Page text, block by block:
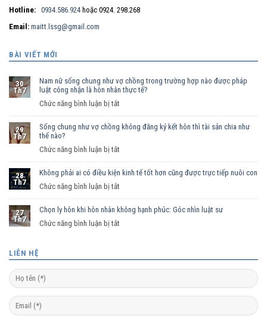
Hotline: 0934.586.924 hoặc 0924. 298.268
Email: maitt.lssg@gmail.com
BÀI VIẾT MỚI
30
Th7
Nam nữ sống chung như vợ chồng trong trường hợp nào được pháp
luật công nhận là hôn nhân thực tế?
Chức năng bình luận bị tắt
nữ
vợ
trường
pháp
luật
nhận
29
Th7
Sống chung như vợ chồng không đăng ký kết hôn thì tài sản chia như
thế nào?
Chức năng bình luận bị tắt
chung
chồng
hôn
chia
28
Th7
Không phải ai có điều kiện kinh tế tốt hơn cũng được trực tiếp nuôi con
Chức năng bình luận bị tắt
phải
kiện
kinh
cũng
27
Th7
Chọn ly hôn khi hôn nhân không hạnh phúc: Góc nhìn luật sư
Chức năng bình luận bị tắt
hôn
khi
nhân
LIÊN HỆ